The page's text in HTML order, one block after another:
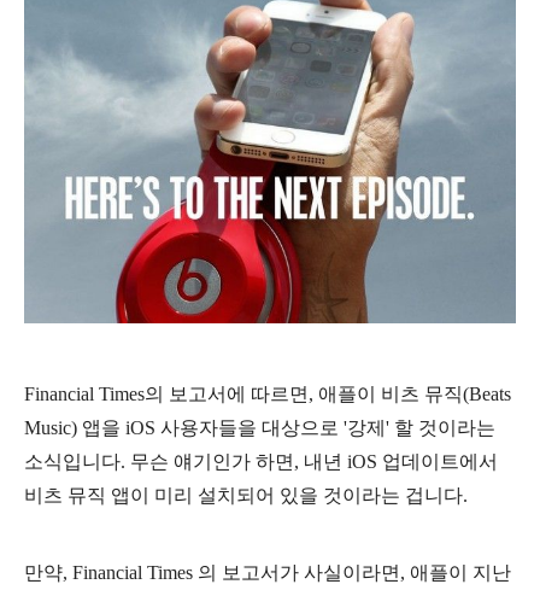
Financial Times의 보고서에 따르면, 애플이 비츠 뮤직(Beats
Music) 앱을 iOS 사용자들을 대상으로 '강제' 할 것이라는
소식입니다. 무슨 얘기인가 하면, 내년 iOS 업데이트에서
비츠 뮤직 앱이 미리 설치되어 있을 것이라는 겁니다.
만약, Financial Times 의 보고서가 사실이라면, 애플이 지난